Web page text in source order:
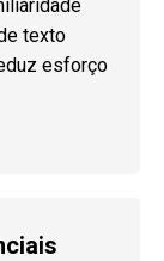
texto
esforço